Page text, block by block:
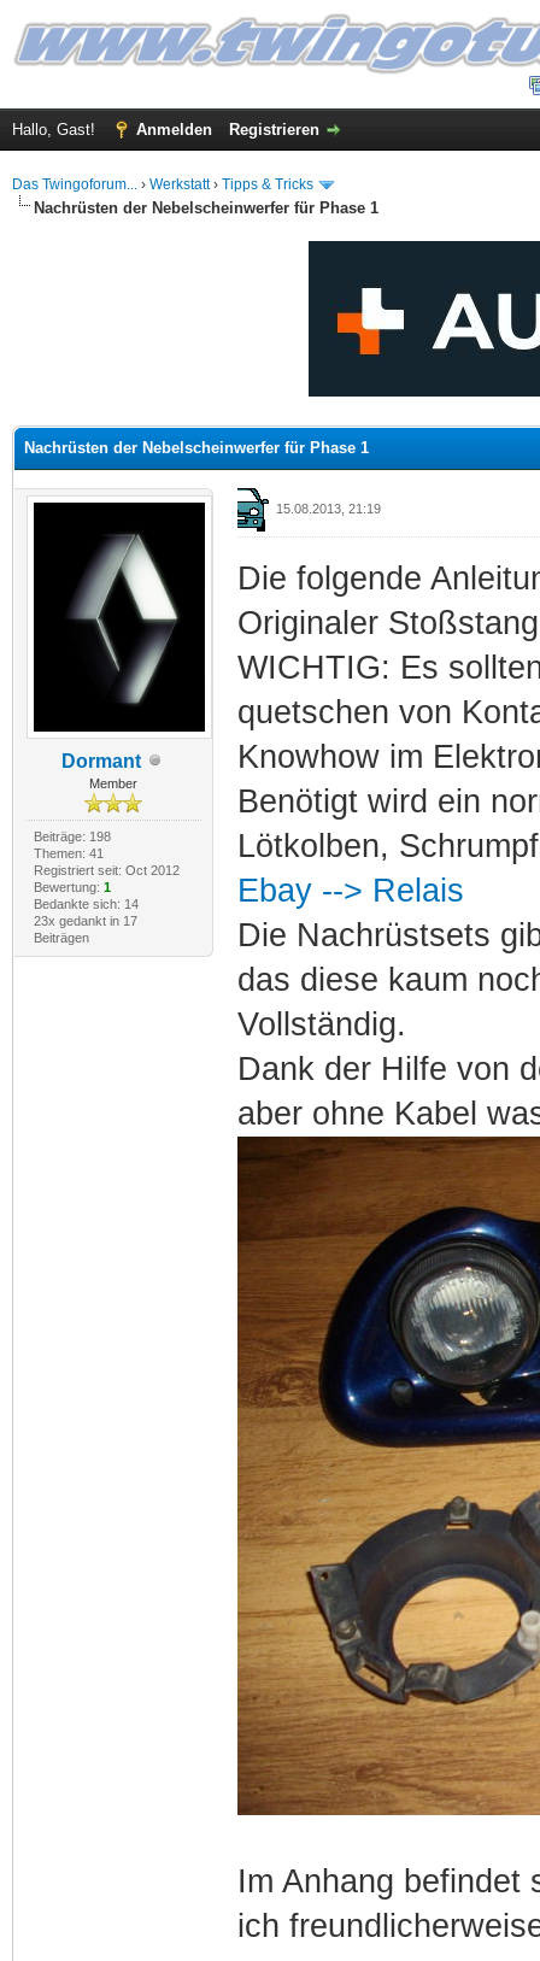
Hallo, Gast! Anmelden Registrieren
Das Twingoforum... › Werkstatt› Tipps & Tricks
Nachrüsten der Nebelscheinwerfer für Phase 1
Nachrüsten der Nebelscheinwerfer für Phase 1
Dormant
Member
Beiträge: 198
Themen: 41
Registriert seit: Oct 2012
Bewertung: 1
Bedankte sich: 14
23x gedankt in 17
Beiträgen
15.08.2013, 21:19
Die folgende
Originaler
WICHTIG: Es
quetschen von
Knowhow im
Benötigt wird ein
Lötkolben,
Ebay --> Relais
Die Nachrüstsets
das diese kaum
Vollständig.
Dank der Hilfe von
aber ohne Kabel
Im Anhang befindet
ich